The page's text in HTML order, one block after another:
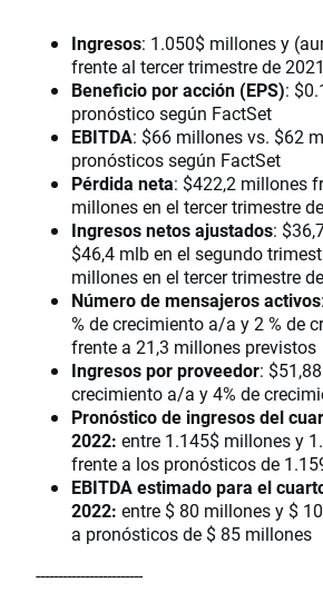
Ingresos: 1.050$ millones y
frente al tercer trimestre de
Beneficio por acción (EPS):
pronóstico según FactSet
EBITDA: $66 millones vs. $62
pronósticos según FactSet
Pérdida neta: $422,2 millones
millones en el tercer trimestre
Ingresos netos ajustados:
$46,4 mlb en el segundo
millones en el tercer trimestre
Número de mensajeros activos
% de crecimiento a/a y 2 % de
frente a 21,3 millones previstos
Ingresos por proveedor:
crecimiento a/a y 4% de
Pronóstico de ingresos del
2022: entre 1.145$ millones y
frente a los pronósticos de
EBITDA estimado para el
2022: entre $ 80 millones y $
a pronósticos de $ 85 millones
------------------------